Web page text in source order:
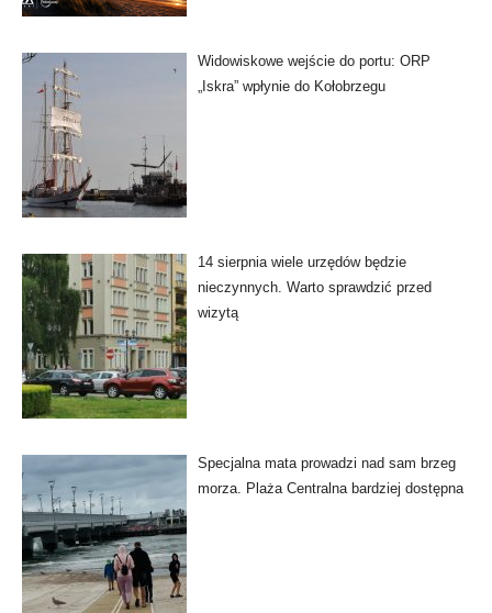
Widowiskowe wejście do portu: ORP
„Iskra” wpłynie do Kołobrzegu
14 sierpnia wiele urzędów będzie
nieczynnych. Warto sprawdzić przed
wizytą
Specjalna mata prowadzi nad sam brzeg
morza. Plaża Centralna bardziej dostępna